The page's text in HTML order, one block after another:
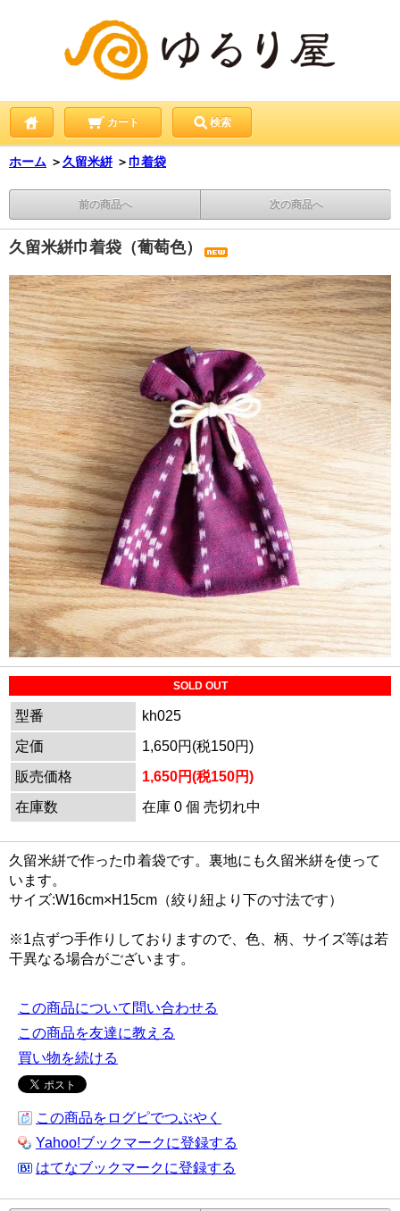
カート 検索
ホーム ＞久留米絣 ＞ 巾着袋
前の商品へ 次の商品へ
久留米絣巾着袋（葡萄色）
SOLD OUT
型番
kh025
定価
1,650円(税150円)
販売価格
1,650円(税150円)
在庫数
在庫 0 個 売切れ中
久留米絣で作った巾着袋です。裏地にも久留米絣を使って
います。
サイズ:W16cm×H15cm（絞り紐より下の寸法です）
※1点ずつ手作りしておりますので、色、柄、サイズ等は若
干異なる場合がございます。
この商品について問い合わせる
この商品を友達に教える
買い物を続ける
この商品をログピでつぶやく
Yahoo!ブックマークに登録する
はてなブックマークに登録する